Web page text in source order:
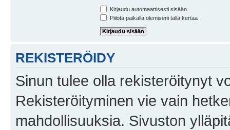
Kirjaudu automaattisesti sisään.
Piilota paikalla olemiseni tällä kertaa
REKISTERÖIDY
Sinun tulee olla rekisteröitynyt
Rekisteröityminen vie vain
mahdollisuuksia. Sivuston